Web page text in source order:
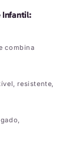
Infantil:
combina
resistente,